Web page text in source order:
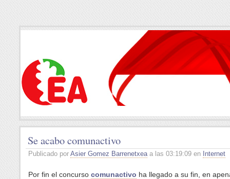
Se acabo comunactivo
Publicado por Asier Gomez Barrenetxeaa las 03:19:09 en Internet
Por fin el concurso comunactivo ha llegado a su fin, en